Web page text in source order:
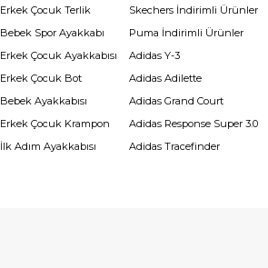
Erkek Çocuk Terlik
Bebek Spor Ayakkabı
Erkek Çocuk Ayakkabısı
Erkek Çocuk Bot
Bebek Ayakkabısı
Erkek Çocuk Krampon
İlk Adım Ayakkabısı
Skechers İndirimli Ürünler
Puma İndirimli Ürünler
Adidas Y-3
Adidas Adilette
Adidas Grand Court
Adidas Response Super 3.0
Adidas Tracefinder